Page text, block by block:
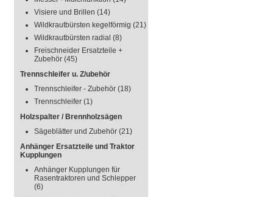
Visiere und Brillen (14)
Wildkrautbürsten kegelförmig (21)
Wildkrautbürsten radial (8)
Freischneider Ersatzteile +
Zubehör (45)
Trennschleifer u. Z/ubehör
Trennschleifer - Zubehör (18)
Trennschleifer (1)
Holzspalter / Brennholzsägen
Sägeblätter und Zubehör (21)
Anhänger Ersatzteile und Traktor
Kupplungen
Anhänger Kupplungen für
Rasentraktoren und Schlepper
(6)